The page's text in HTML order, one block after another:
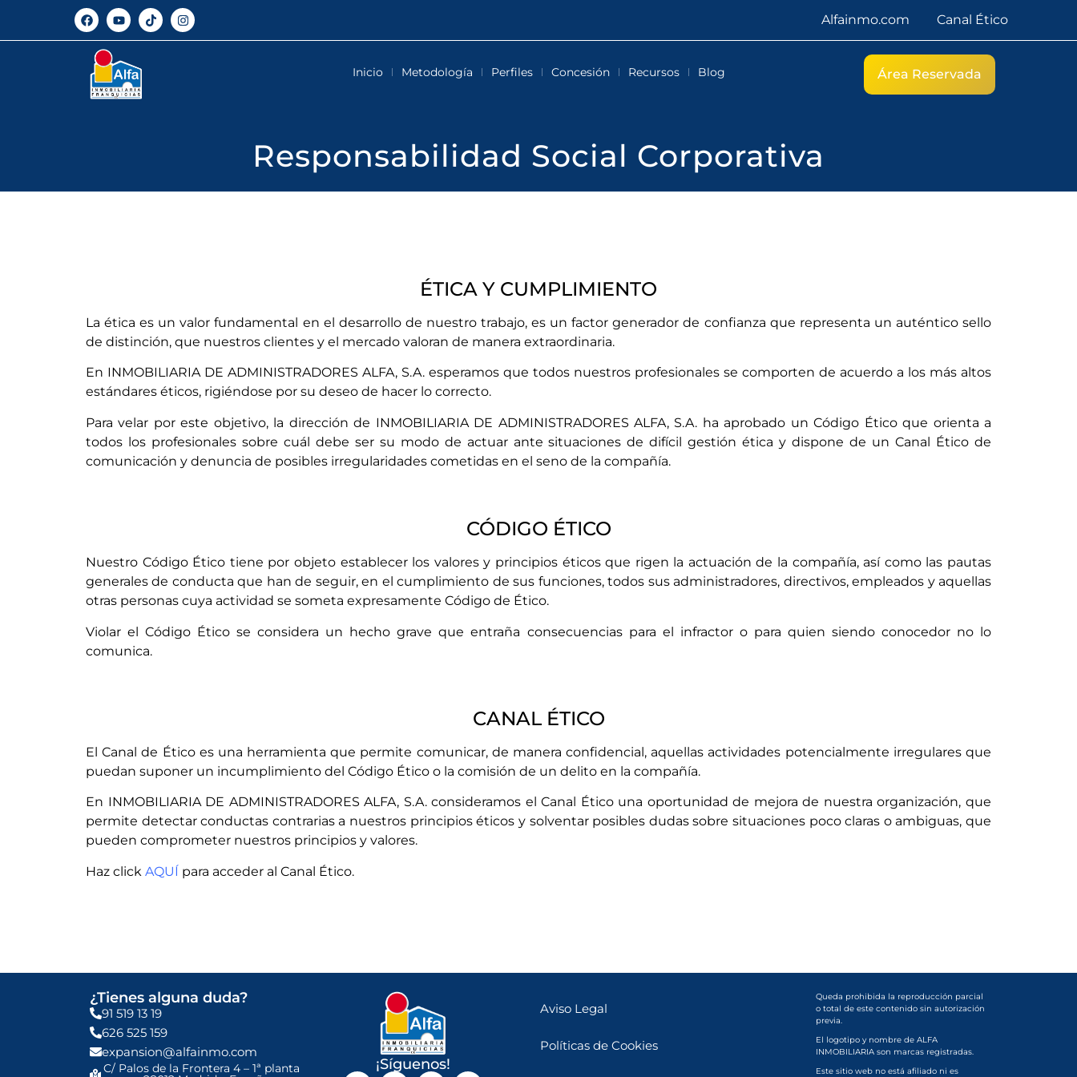
Alfainmo.com Canal Ético
Inicio Metodología Perfiles Concesión Recursos Blog Área Reservada
Responsabilidad Social Corporativa
ÉTICA Y CUMPLIMIENTO
La ética es un valor fundamental en el desarrollo de nuestro trabajo, es un factor generador de confianza que representa un auténtico sello
de distinción, que nuestros clientes y el mercado valoran de manera extraordinaria.
En INMOBILIARIA DE ADMINISTRADORES ALFA, S.A. esperamos que todos nuestros profesionales se comporten de acuerdo a los más altos
estándares éticos, rigiéndose por su deseo de hacer lo correcto.
Para velar por este objetivo, la dirección de INMOBILIARIA DE ADMINISTRADORES ALFA, S.A. ha aprobado un Código Ético que orienta a
todos los profesionales sobre cuál debe ser su modo de actuar ante situaciones de difícil gestión ética y dispone de un Canal Ético de
comunicación y denuncia de posibles irregularidades cometidas en el seno de la compañía.
CÓDIGO ÉTICO
Nuestro Código Ético tiene por objeto establecer los valores y principios éticos que rigen la actuación de la compañía, así como las pautas
generales de conducta que han de seguir, en el cumplimiento de sus funciones, todos sus administradores, directivos, empleados y aquellas
otras personas cuya actividad se someta expresamente Código de Ético.
Violar el Código Ético se considera un hecho grave que entraña consecuencias para el infractor o para quien siendo conocedor no lo
comunica.
CANAL ÉTICO
El Canal de Ético es una herramienta que permite comunicar, de manera confidencial, aquellas actividades potencialmente irregulares que
puedan suponer un incumplimiento del Código Ético o la comisión de un delito en la compañía.
En INMOBILIARIA DE ADMINISTRADORES ALFA, S.A. consideramos el Canal Ético una oportunidad de mejora de nuestra organización, que
permite detectar conductas contrarias a nuestros principios éticos y solventar posibles dudas sobre situaciones poco claras o ambiguas, que
pueden comprometer nuestros principios y valores.
Haz click AQUÍ para acceder al Canal Ético.
¿Tienes alguna duda?
91 519 13 19
626 525 159
expansion@alfainmo.com
C/ Palos de la Frontera 4 – 1ª planta ¡Síguenos!
Aviso Legal
Políticas de Cookies
Queda prohibida la reproducción parcial
o total de este contenido sin autorización
previa.
El logotipo y nombre de ALFA
INMOBILIARIA son marcas registradas.
Este sitio web no está afiliado ni es